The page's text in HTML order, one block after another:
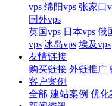
vps 绵阳vps 张家口
国外vps
英国vps 日本vps 俄
vps 冰岛vps 埃及vps
友情链接
购买链接 外链推广
客户案例
全部 建站案例 优化